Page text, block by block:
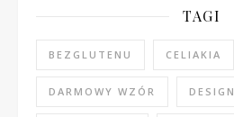
TAGI
BEZGLUTENU CELIAKIA
DARMOWY WZÓR DESIGN